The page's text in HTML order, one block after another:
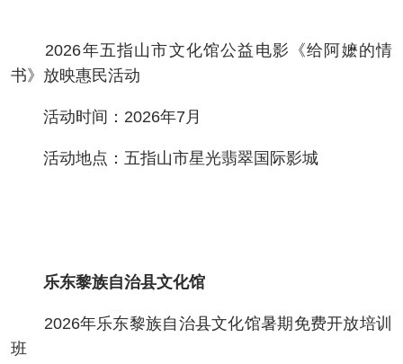
2026年五指山市文化馆公益电影《给阿嬷的情
书》放映惠民活动
活动时间：2026年7月
活动地点：五指山市星光翡翠国际影城
乐东黎族自治县文化馆
2026年乐东黎族自治县文化馆暑期免费开放培训
班